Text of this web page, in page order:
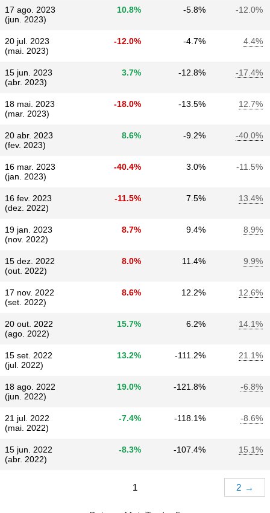
17 ago. 2023
(jun. 2023)
10.8% -5.8% -12.0%
20 jul. 2023
(mai. 2023)
-12.0% -4.7% 4.4%
15 jun. 2023
(abr. 2023)
3.7% -12.8% -17.4%
18 mai. 2023
(mar. 2023)
-18.0% -13.5% 12.7%
20 abr. 2023
(fev. 2023)
8.6% -9.2% -40.0%
16 mar. 2023
(jan. 2023)
-40.4% 3.0% -11.5%
16 fev. 2023
(dez. 2022)
-11.5% 7.5% 13.4%
19 jan. 2023
(nov. 2022)
8.7% 9.4% 8.9%
15 dez. 2022
(out. 2022)
8.0% 11.4% 9.9%
17 nov. 2022
(set. 2022)
8.6% 12.2% 12.6%
20 out. 2022
(ago. 2022)
15.7% 6.2% 14.1%
15 set. 2022
(jul. 2022)
13.2% -111.2% 21.1%
18 ago. 2022
(jun. 2022)
19.0% -121.8% -6.8%
21 jul. 2022
(mai. 2022)
-7.4% -118.1% -8.6%
15 jun. 2022
(abr. 2022)
-8.3% -107.4% 15.1%
1 2 →